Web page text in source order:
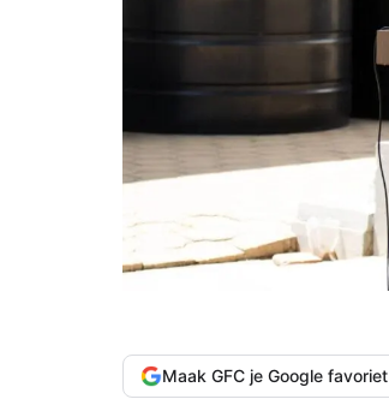
Maak GFC je Google favoriet